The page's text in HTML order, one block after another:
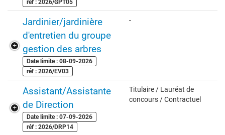
réf : 2026/GPT05
Jardinier/jardinière
d'entretien du groupe
gestion des arbres
Date limite : 08-09-2026
réf : 2026/EV03
-
Assistant/Assistante
de Direction
Date limite : 07-09-2026
réf : 2026/DRP14
Titulaire / Lauréat de
concours / Contractuel